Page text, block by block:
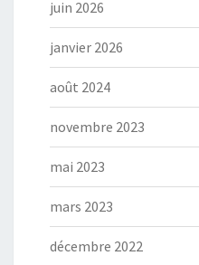
juin 2026
janvier 2026
août 2024
novembre 2023
mai 2023
mars 2023
décembre 2022